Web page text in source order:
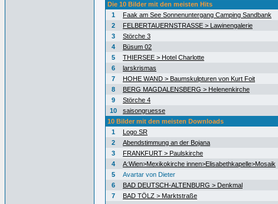
Die 10 Bilder mit den meisten Hits
1
Faak am See Sonnenuntergang Camping Sandbank
2
FELBERTAUERNSTRASSE > Lawinengalerie
3
Störche 3
4
Büsum 02
5
THIERSEE > Hotel Charlotte
6
larskrismas
7
HOHE WAND > Baumskulpturen von Kurt Foit
8
BERG MAGDALENSBERG > Helenenkirche
9
Störche 4
10
saisongruesse
10 Bilder mit den meisten Downloads
1
Logo SR
2
Abendstimmung an der Bojana
3
FRANKFURT > Paulskirche
4
A:Wien>Mexikokirche innen>Elisabethkapelle>Mosaik
5
Avartar von Dieter
6
BAD DEUTSCH-ALTENBURG > Denkmal
7
BAD TÖLZ > Marktstraße